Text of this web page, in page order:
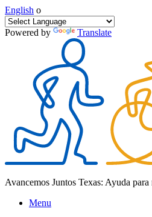
English o
Powered by Translate
Avancemos Juntos Texas: Ayuda
Menu